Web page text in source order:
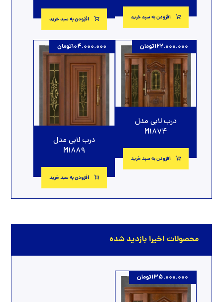
افزودن به سبد خرید افزودن به سبد خرید
درب لابی مدل
M1874
122.000.000تومان
افزودن به سبد خرید
درب لابی مدل
M1889
104.000.000تومان
افزودن به سبد خرید
محصولات اخیرا بازدید شده
135.000.000تومان